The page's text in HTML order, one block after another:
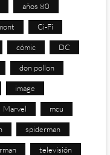
años 80
Ci-Fi
cómic DC
don pollon
image
Marvel mcu
spiderman
televisión